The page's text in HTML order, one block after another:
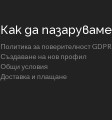
Как да пазаруваме
Политика за поверителност GDPR
Създаване на нов профил
Общи условия
Доставка и плащане